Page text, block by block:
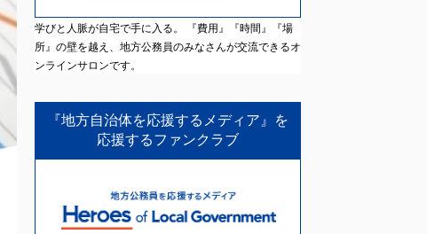
学びと人脈が自宅で手に入る。 『費用』『時間』『場
所』の壁を越え、地方公務員のみなさんが交流できるオ
ンラインサロンです。
『地方自治体を応援するメディア』を
応援するファンクラブ